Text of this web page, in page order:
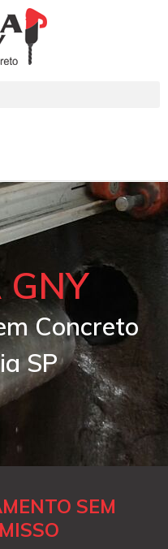
Concreto
SP
SEM